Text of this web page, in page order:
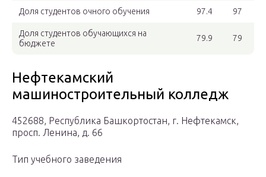
Доля студентов очного обучения 97.4 97
Доля студентов обучающихся на
бюджете
79.9 79
Нефтекамский
машиностроительный колледж
452688, Республика Башкортостан, г. Нефтекамск,
просп. Ленина, д. 66
Тип учебного заведения